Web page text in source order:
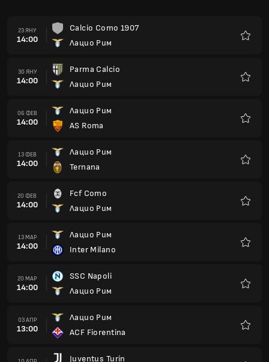
23 ЯНУ
14:00
Calcio Como 1907
Лацио Рим
30 ЯНУ
14:00
Parma Calcio
Лацио Рим
06 ФЕВ
14:00
Лацио Рим
AS Roma
13 ФЕВ
14:00
Лацио Рим
Ternana
20 ФЕВ
14:00
Fcf Como
Лацио Рим
13 МАР
14:00
Лацио Рим
Inter Milano
20 МАР
14:00
SSC Napoli
Лацио Рим
03 АПР
13:00
Лацио Рим
ACF Fiorentina
Juventus Turin